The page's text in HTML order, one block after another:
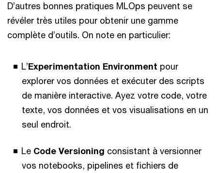
D’autres bonnes pratiques MLOps peuvent se
révéler très utiles pour obtenir une gamme
complète d’outils. On note en particulier:
L’Experimentation Environment pour
explorer vos données et exécuter des scripts
de manière interactive. Ayez votre code, votre
texte, vos données et vos visualisations en un
seul endroit.
Le Code Versioning consistant à versionner
vos notebooks, pipelines et fichiers de